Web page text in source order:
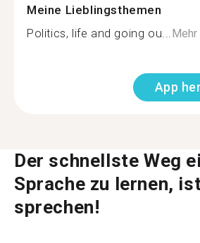
Meine Lieblingsthemen
Politics, life and going ou...
App
Der schnellste Weg
Sprache zu lernen,
sprechen!